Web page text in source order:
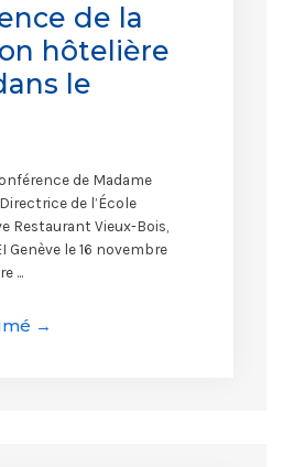
de la
hôtelière
le
de Madame
de l’École
Restaurant Vieux-Bois,
Genève le 16 novembre
...
→